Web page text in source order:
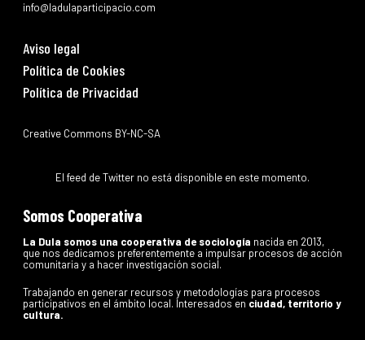
info@ladulaparticipacio.com
Aviso legal
Política de Cookies
Política de Privacidad
Creative Commons BY-NC-SA
El feed de Twitter no está disponible en este momento.
Somos Cooperativa
La Dula somos una cooperativa de sociología nacida en 2013,
que nos dedicamos preferentemente a impulsar procesos de acción
comunitaria y a hacer investigación social.
Trabajando en generar recursos y metodologías para procesos
participativos en el ámbito local. Interesados en ciudad, territorio y
cultura.